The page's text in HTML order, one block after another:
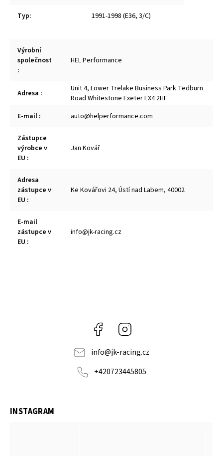
Typ: 1991-1998 (E36, 3/C)
Výrobní
společnost
:
HEL Performance
Adresa :
Unit 4, Lower Trelake Business Park Tedburn
Road Whitestone Exeter EX4 2HF
E-mail : auto@helperformance.com
Zástupce
výrobce v
EU :
Jan Kovář
Adresa
zástupce v
EU :
Ke Kovářovi 24, Ústí nad Labem, 40002
E-mail
zástupce v
EU :
info@jk-racing.cz
Facebook
info@jk-racing.cz
+420723445805
INSTAGRAM